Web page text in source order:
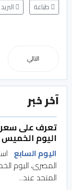
طباعة
التالي
آخر خبر
تعرف على سعر
اليوم الخميس
اليوم السابع
المتحد عند...